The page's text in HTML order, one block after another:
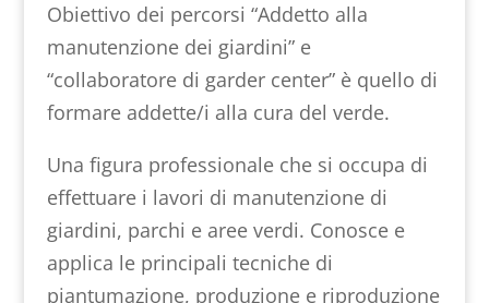
Obiettivo dei percorsi “Addetto alla
manutenzione dei giardini” e
“collaboratore di garder center” è quello di
formare addette/i alla cura del verde.
Una figura professionale che si occupa di
effettuare i lavori di manutenzione di
giardini, parchi e aree verdi. Conosce e
applica le principali tecniche di
piantumazione, produzione e riproduzione